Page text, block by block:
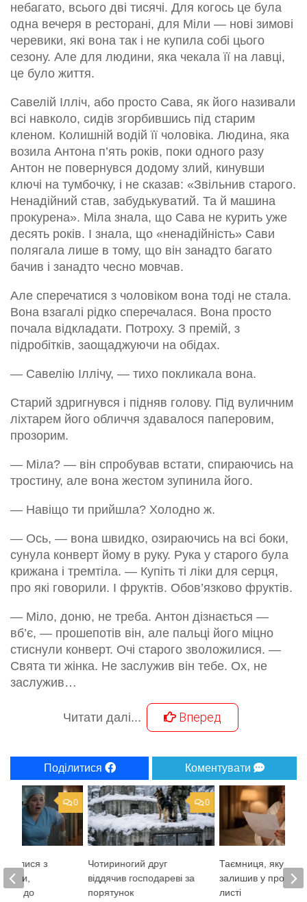
небагато, всього дві тисячі. Для когось це була
одна вечеря в ресторані, для Міли — нові зимові
черевики, які вона так і не купила собі цього
сезону. Але для людини, яка чекала її на лавці,
це було життя.
Савелій Ілліч, або просто Сава, як його називали
всі навколо, сидів згорбившись під старим
кленом. Колишній водій її чоловіка. Людина, яка
возила Антона п’ять років, поки одного разу
Антон не повернувся додому злий, кинувши
ключі на тумбочку, і не сказав: «Звільнив старого.
Ненадійний став, забудькуватий. Та й машина
прокурена». Міла знала, що Сава не курить уже
десять років. І знала, що «ненадійність» Сави
полягала лише в тому, що він занадто багато
бачив і занадто чесно мовчав.
Але сперечатися з чоловіком вона тоді не стала.
Вона взагалі рідко сперечалася. Вона просто
почала відкладати. Потроху. З премій, з
підробітків, заощаджуючи на обідах.
— Савелію Іллічу, — тихо покликала вона.
Старий здригнувся і підняв голову. Під вуличним
ліхтарем його обличчя здавалося паперовим,
прозорим.
— Міла? — він спробував встати, спираючись на
тростину, але вона жестом зупинила його.
— Навіщо ти прийшла? Холодно ж.
— Ось, — вона швидко, озираючись на всі боки,
сунула конверт йому в руку. Рука у старого була
крижана і тремтіла. — Купіть ті ліки для серця,
про які говорили. І фруктів. Обов’язково фруктів.
— Міло, доню, не треба. Антон дізнається —
вб’є, — прошепотів він, але пальці його міцно
стиснули конверт. Очі старого зволожилися. —
Свята ти жінка. Не заслужив він тебе. Ох, не
заслужив…
Читати далі... Вперед
Поділитися Коментувати
0
Чотириногий друг
віддячив господареві за
порятунок
Таємниця, яку
залишив у
листі
0
з
її до